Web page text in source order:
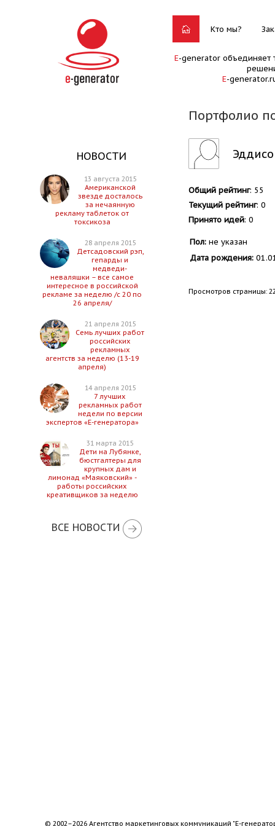
Кто мы?
E-generator объединяет
E-
Портфолио
НОВОСТИ
13 августа 2015
Американской
звезде досталось
за нечаянную
рекламу таблеток от
токсикоза
28 апреля 2015
Детсадовский рэп,
гепарды и
медведи-
неваляшки – все самое
интересное в российской
рекламе за неделю /с 20 по
26 апреля/
21 апреля 2015
Семь лучших работ
российских
рекламных
агентств за неделю (13-19
апреля)
14 апреля 2015
7 лучших
рекламных работ
недели по версии
экспертов «Е-генератора»
31 марта 2015
Дети на Лубянке,
бюстгалтеры для
крупных дам и
лимонад «Маяковский» -
работы российских
креативщиков за неделю
ВСЕ НОВОСТИ
Общий рейтинг: 55
Текущий рейтинг: 0
Принято идей: 0
Пол:не указан
Дата рождения:
Просмотров страницы:
© 2002–2026 Агентство маркетинговых коммуникаций "Е-